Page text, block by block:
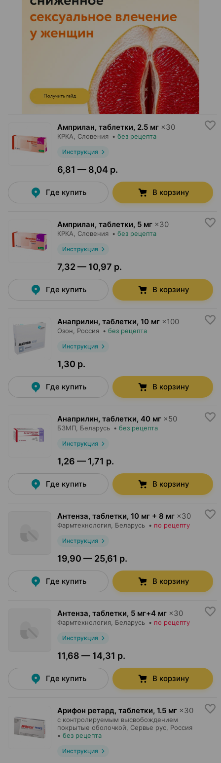
Амприлан, таблетки, 2.5 мг ×30
КРКА , Словения • без рецепта
Инструкция
6,81 — 8,04 р.
Где купить В корзину
Амприлан, таблетки, 5 мг ×30
КРКА , Словения • без рецепта
Инструкция
7,32 — 10,97 р.
Где купить В корзину
Анаприлин, таблетки, 10 мг ×100
Озон , Россия • без рецепта
Инструкция
1,30 р.
Где купить В корзину
Анаприлин, таблетки, 40 мг ×50
БЗМП , Беларусь • без рецепта
Инструкция
1,26 — 1,71 р.
Где купить В корзину
Антенза, таблетки, 10 мг + 8 мг ×30
Фармтехнология , Беларусь • по рецепту
Инструкция
19,90 — 25,61 р.
Где купить В корзину
Антенза, таблетки, 5 мг+4 мг ×30
Фармтехнология , Беларусь • по рецепту
Инструкция
11,68 — 14,31 р.
Где купить В корзину
Арифон ретард, таблетки, 1.5 мг ×30
с контролируемым высвобождением
покрытые оболочкой,
Сервье рус , Россия
• без рецепта
Инструкция